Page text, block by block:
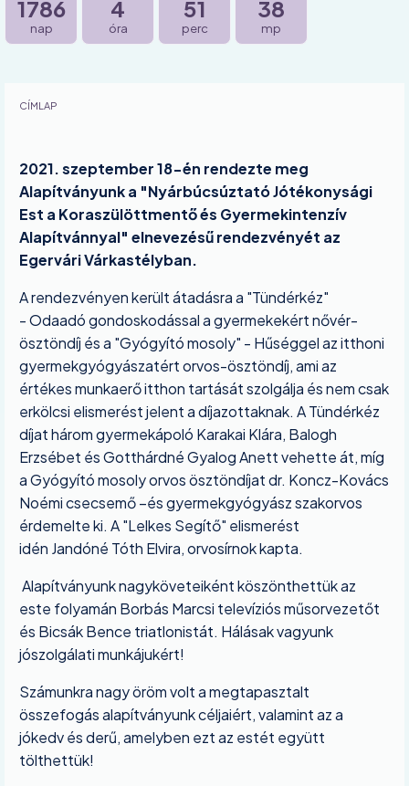
1786
nap
4
óra
51
perc
37
mp
CÍMLAP
2021. szeptember 18-én rendezte meg
Alapítványunk a "Nyárbúcsúztató Jótékonysági
Est a Koraszülöttmentő és Gyermekintenzív
Alapítvánnyal" elnevezésű rendezvényét az
Egervári Várkastélyban.
A rendezvényen került átadásra a "Tündérkéz"
- Odaadó gondoskodással a gyermekekért nővér-
ösztöndíj és a "Gyógyító mosoly" - Hűséggel az itthoni
gyermekgyógyászatért orvos-ösztöndíj, ami az
értékes munkaerő itthon tartását szolgálja és nem csak
erkölcsi elismerést jelent a díjazottaknak. A Tündérkéz
díjat három gyermekápoló Karakai Klára, Balogh
Erzsébet és Gotthárdné Gyalog Anett vehette át, míg
a Gyógyító mosoly orvos ösztöndíjat dr. Koncz-Kovács
Noémi csecsemő –és gyermekgyógyász szakorvos
érdemelte ki. A "Lelkes Segítő" elismerést
idén Jandóné Tóth Elvira, orvosírnok kapta.
Alapítványunk nagyköveteiként köszönthettük az
este folyamán Borbás Marcsi televíziós műsorvezetőt
és Bicsák Bence triatlonistát. Hálásak vagyunk
jószolgálati munkájukért!
Számunkra nagy öröm volt a megtapasztalt
összefogás alapítványunk céljaiért, valamint az a
jókedv és derű, amelyben ezt az estét együtt
tölthettük!